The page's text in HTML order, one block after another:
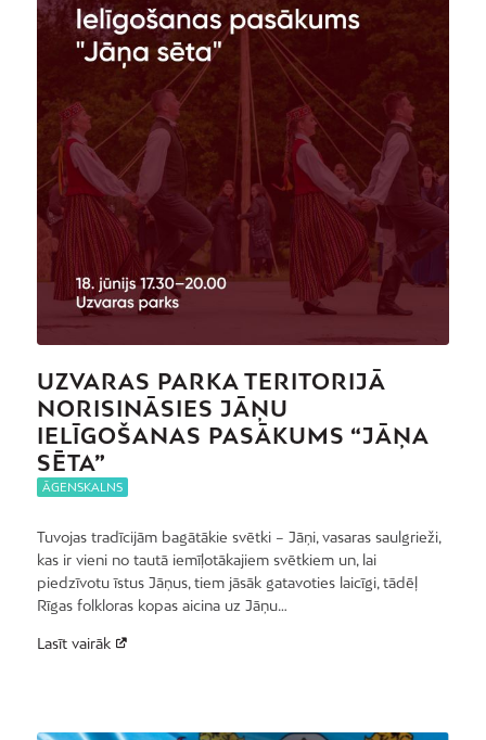
UZVARAS PARKA TERITORIJĀ
NORISINĀSIES JĀŅU
IELĪGOŠANAS PASĀKUMS “JĀŅA
SĒTA”
ĀGENSKALNS
Tuvojas tradīcijām bagātākie svētki – Jāņi, vasaras saulgrieži,
kas ir vieni no tautā iemīļotākajiem svētkiem un, lai
piedzīvotu īstus Jāņus, tiem jāsāk gatavoties laicīgi, tādēļ
Rīgas folkloras kopas aicina uz Jāņu…
Lasīt vairāk